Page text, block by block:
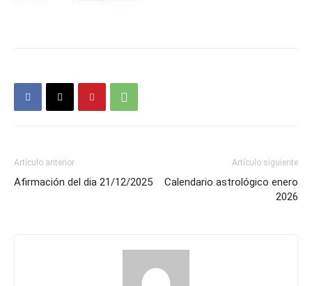
Artículo anterior
Afirmación del dia 21/12/2025
Artículo siguiente
Calendario astrológico enero
2026